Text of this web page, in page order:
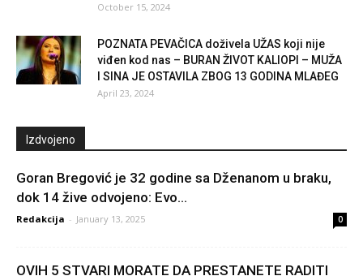
October 15, 2024
POZNATA PEVAČICA doživela UŽAS koji nije
viđen kod nas – BURAN ŽIVOT KALIOPI – MUŽA
I SINA JE OSTAVILA ZBOG 13 GODINA MLAĐEG
April 23, 2024
Izdvojeno
Goran Bregović je 32 godine sa Dženanom u braku,
dok 14 žive odvojeno: Evo...
Redakcija - January 13, 2025 0
OVIH 5 STVARI MORATE DA PRESTANETE RADITI